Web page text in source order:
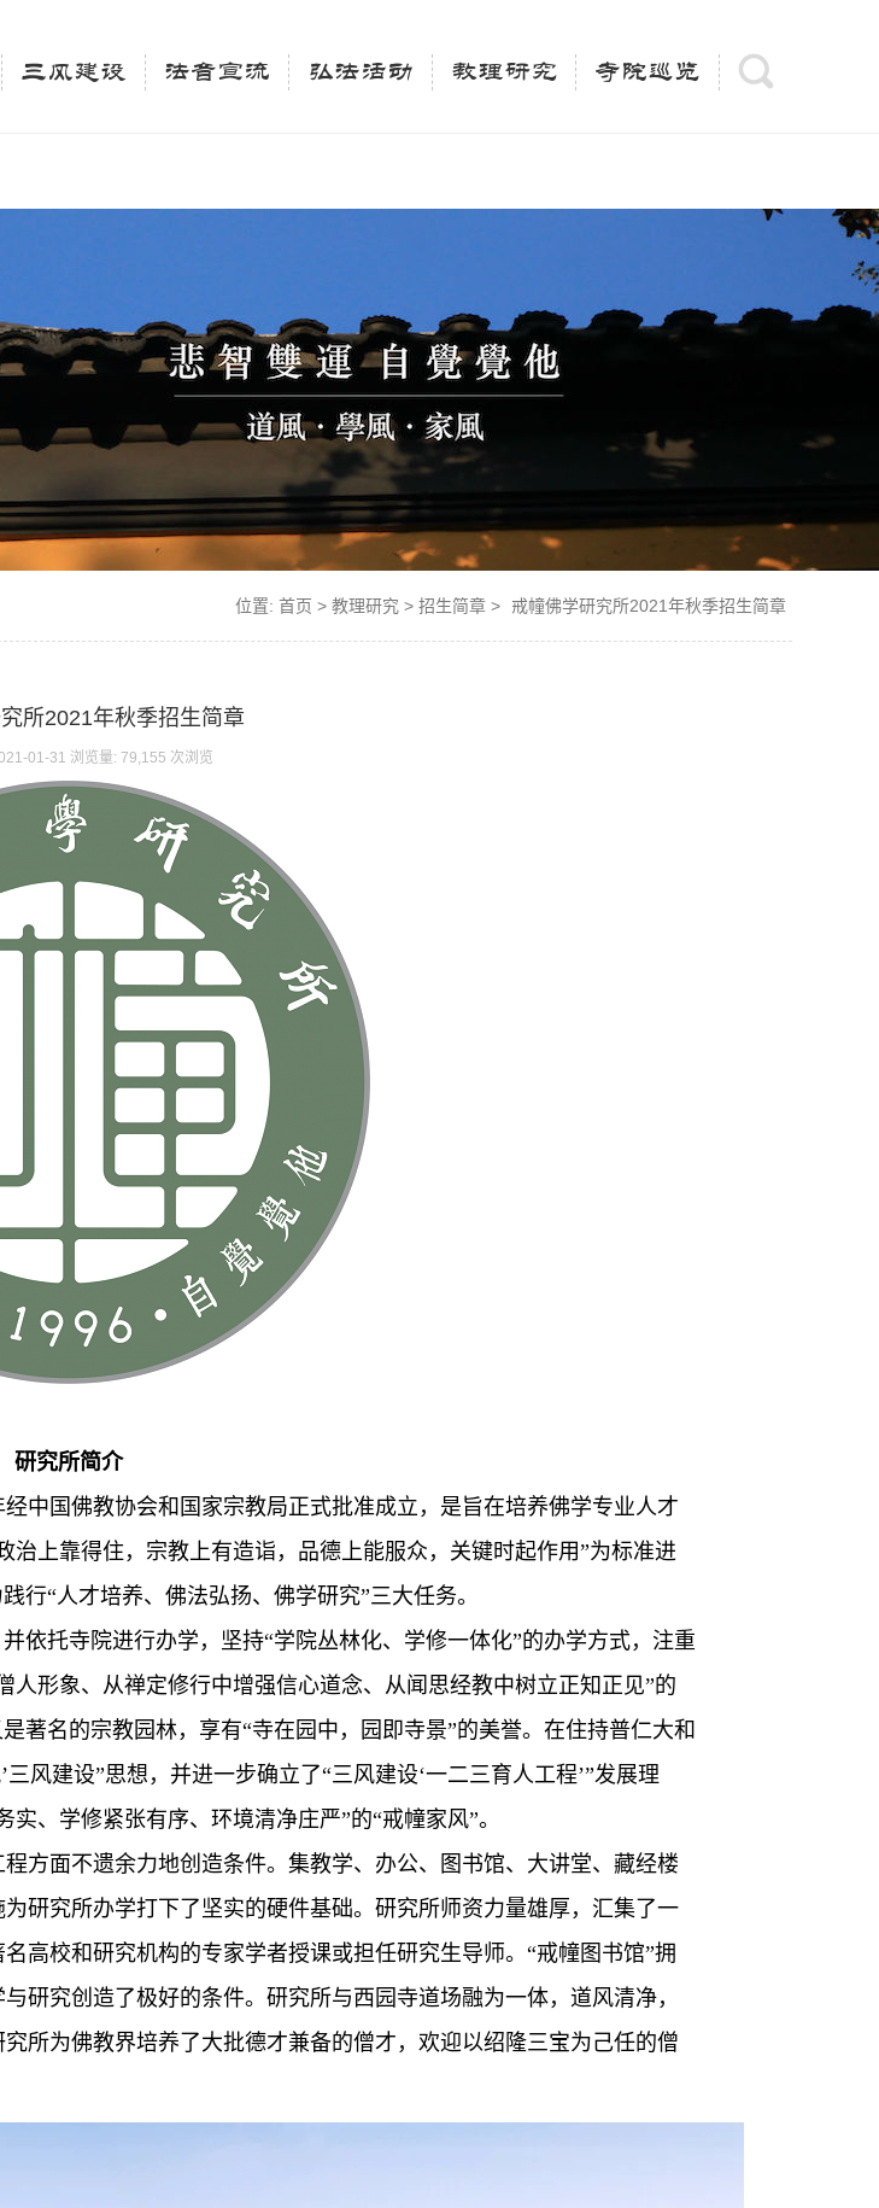
= tag_description(); } $keywords = trim(strip_tags($keywords)); $description =
三风建设 法音宣流 弘法活动 教理研究 寺院巡览
位置: 首页 > 教理研究 > 招生简章 > 戒幢佛学研究所2021年秋季招生简章
所2021年秋季招生简章
01-31 浏览量: 79,155 次浏览
研究所简介
中国佛教协会和国家宗教局正式批准成立，是旨在培养佛学专业人才
上靠得住，宗教上有造诣，品德上能服众，关键时起作用”为标准进
行“人才培养、佛法弘扬、佛学研究”三大任务。
依托寺院进行办学，坚持“学院丛林化、学修一体化”的办学方式，注重
形象、从禅定修行中增强信心道念、从闻思经教中树立正知正见”的
著名的宗教园林，享有“寺在园中，园即寺景”的美誉。在住持普仁大和
风建设”思想，并进一步确立了“三风建设‘一二三育人工程’”发展理
、学修紧张有序、环境清净庄严”的“戒幢家风”。
方面不遗余力地创造条件。集教学、办公、图书馆、大讲堂、藏经楼
研究所办学打下了坚实的硬件基础。研究所师资力量雄厚，汇集了一
高校和研究机构的专家学者授课或担任研究生导师。“戒幢图书馆”拥
研究创造了极好的条件。研究所与西园寺道场融为一体，道风清净，
所为佛教界培养了大批德才兼备的僧才，欢迎以绍隆三宝为己任的僧